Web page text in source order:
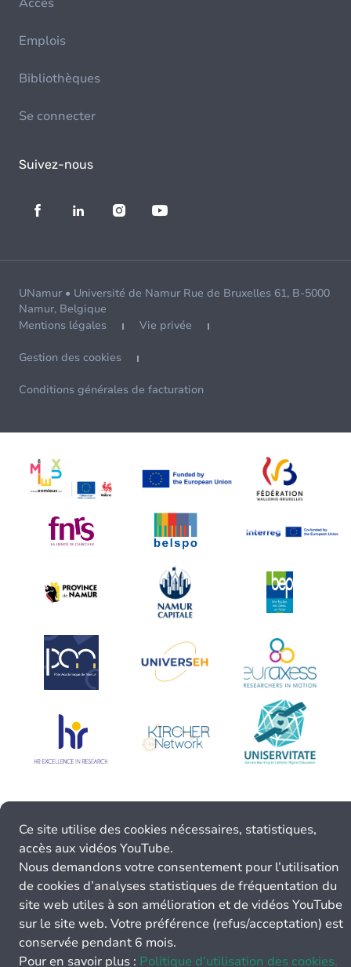
Emplois
Bibliothèques
Se connecter
Suivez-nous
UNamur • Université de Namur Rue de Bruxelles 61, B-5000
Namur, Belgique
Mentions légales
Vie privée
Gestion des cookies
Conditions générales de facturation
Ce site utilise des cookies nécessaires, statistiques,
accès aux vidéos YouTube.
Nous demandons votre consentement pour l’utilisation
de cookies d’analyses statistiques de fréquentation du
site web utiles à son amélioration et de vidéos YouTube
sur le site web. Votre préférence (refus/acceptation) est
conservée pendant 6 mois.
Pour en savoir plus : Politique d’utilisation des cookies.